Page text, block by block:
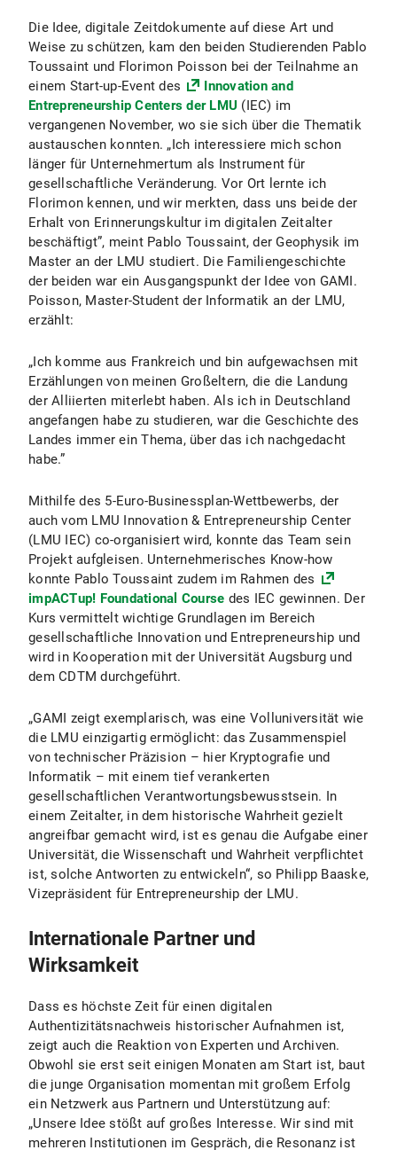
Die Idee, digitale Zeitdokumente auf diese Art und
Weise zu schützen, kam den beiden Studierenden Pablo
Toussaint und Florimon Poisson bei der Teilnahme an
einem Start-up-Event des
Innovation and
Entrepreneurship Centers der LMU (IEC) im
vergangenen November, wo sie sich über die Thematik
austauschen konnten. „Ich interessiere mich schon
länger für Unternehmertum als Instrument für
gesellschaftliche Veränderung. Vor Ort lernte ich
Florimon kennen, und wir merkten, dass uns beide der
Erhalt von Erinnerungskultur im digitalen Zeitalter
beschäftigt”, meint Pablo Toussaint, der Geophysik im
Master an der LMU studiert. Die Familiengeschichte
der beiden war ein Ausgangspunkt der Idee von GAMI.
Poisson, Master-Student der Informatik an der LMU,
erzählt:
„Ich komme aus Frankreich und bin aufgewachsen mit
Erzählungen von meinen Großeltern, die die Landung
der Alliierten miterlebt haben. Als ich in Deutschland
angefangen habe zu studieren, war die Geschichte des
Landes immer ein Thema, über das ich nachgedacht
habe.”
Mithilfe des 5-Euro-Businessplan-Wettbewerbs, der
auch vom LMU Innovation & Entrepreneurship Center
(LMU IEC) co-organisiert wird, konnte das Team sein
Projekt aufgleisen. Unternehmerisches Know-how
konnte Pablo Toussaint zudem im Rahmen des
impACTup! Foundational Course des IEC gewinnen. Der
Kurs vermittelt wichtige Grundlagen im Bereich
gesellschaftliche Innovation und Entrepreneurship und
wird in Kooperation mit der Universität Augsburg und
dem CDTM durchgeführt.
„GAMI zeigt exemplarisch, was eine Volluniversität wie
die LMU einzigartig ermöglicht: das Zusammenspiel
von technischer Präzision – hier Kryptografie und
Informatik – mit einem tief verankerten
gesellschaftlichen Verantwortungsbewusstsein. In
einem Zeitalter, in dem historische Wahrheit gezielt
angreifbar gemacht wird, ist es genau die Aufgabe einer
Universität, die Wissenschaft und Wahrheit verpflichtet
ist, solche Antworten zu entwickeln“, so Philipp Baaske,
Vizepräsident für Entrepreneurship der LMU.
Internationale Partner und
Wirksamkeit
Dass es höchste Zeit für einen digitalen
Authentizitätsnachweis historischer Aufnahmen ist,
zeigt auch die Reaktion von Experten und Archiven.
Obwohl sie erst seit einigen Monaten am Start ist, baut
die junge Organisation momentan mit großem Erfolg
ein Netzwerk aus Partnern und Unterstützung auf:
„Unsere Idee stößt auf großes Interesse. Wir sind mit
mehreren Institutionen im Gespräch, die Resonanz ist